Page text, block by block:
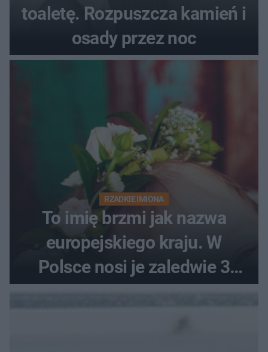
toaletę. Rozpuszcza kamień i
osady przez noc
RZADKIE IMIONA
To imię brzmi jak nazwa
europejskiego kraju. W
Polsce nosi je zaledwie 3
kobiety